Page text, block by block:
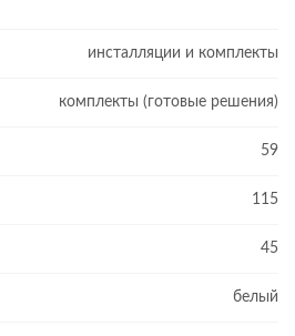
инсталляции и комплекты
комплекты (готовые решения)
59
115
45
белый